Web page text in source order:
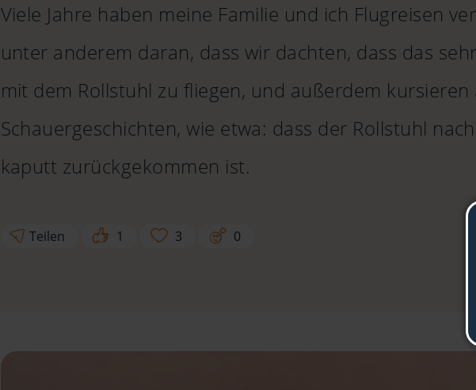
Viele Jahre haben meine Familie und ich Flugreisen
unter anderem daran, dass wir dachten, dass das
mit dem Rollstuhl zu fliegen, und außerdem kursieren
Schauergeschichten, wie etwa: dass der Rollstuhl
kaputt zurückgekommen ist.
Teilen 1 3 0